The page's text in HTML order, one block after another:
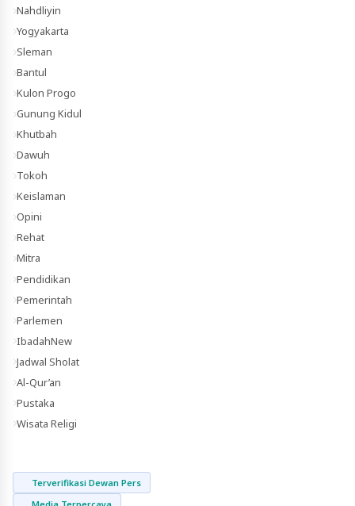
Nahdliyin
Yogyakarta
Sleman
Bantul
Kulon Progo
Gunung Kidul
Khutbah
Dawuh
Tokoh
Keislaman
Opini
Rehat
Mitra
Pendidikan
Pemerintah
Parlemen
IbadahNew
Jadwal Sholat
Al-Qur’an
Pustaka
Wisata Religi
Terverifikasi Dewan Pers